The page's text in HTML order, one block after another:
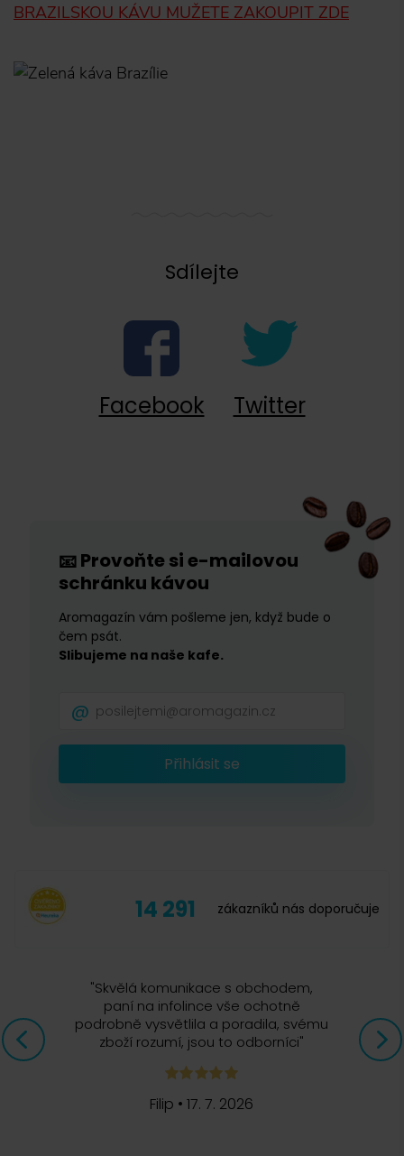
BRAZILSKOU KÁVU MUŽETE ZAKOUPIT ZDE
Sdílejte
Facebook Twitter
📧Provoňte si e-mailovou
schránku kávou
Aromagazín vám pošleme jen, když bude o
čem psát.
Slibujeme na naše kafe.
Přihlásit se
14 291 zákazníků nás doporučuje
"Skvělá komunikace s obchodem,
paní na infolince vše ochotně
podrobně vysvětlila a poradila, svému
zboží rozumí, jsou to odborníci"
Filip •17. 7. 2026